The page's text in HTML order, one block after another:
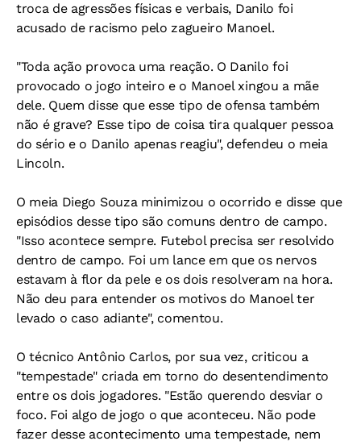
troca de agressões físicas e verbais, Danilo foi
acusado de racismo pelo zagueiro Manoel.
"Toda ação provoca uma reação. O Danilo foi
provocado o jogo inteiro e o Manoel xingou a mãe
dele. Quem disse que esse tipo de ofensa também
não é grave? Esse tipo de coisa tira qualquer pessoa
do sério e o Danilo apenas reagiu", defendeu o meia
Lincoln.
O meia Diego Souza minimizou o ocorrido e disse que
episódios desse tipo são comuns dentro de campo.
"Isso acontece sempre. Futebol precisa ser resolvido
dentro de campo. Foi um lance em que os nervos
estavam à flor da pele e os dois resolveram na hora.
Não deu para entender os motivos do Manoel ter
levado o caso adiante", comentou.
O técnico Antônio Carlos, por sua vez, criticou a
"tempestade" criada em torno do desentendimento
entre os dois jogadores. "Estão querendo desviar o
foco. Foi algo de jogo o que aconteceu. Não pode
fazer desse acontecimento uma tempestade, nem